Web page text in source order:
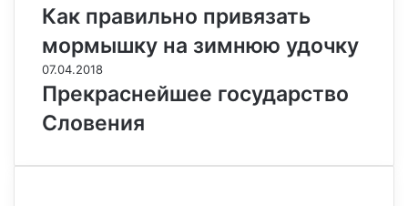
Как правильно привязать
мормышку на зимнюю удочку
07.04.2018
Прекраснейшее государство
Словения